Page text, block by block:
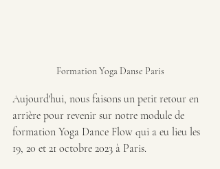
Formation Yoga Danse Paris
Aujourd'hui, nous faisons un petit retour en
arrière pour revenir sur notre module de
formation Yoga Dance Flow qui a eu lieu les
19, 20 et 21 octobre 2023 à Paris.